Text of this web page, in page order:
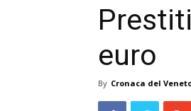
euro
By Cronaca del